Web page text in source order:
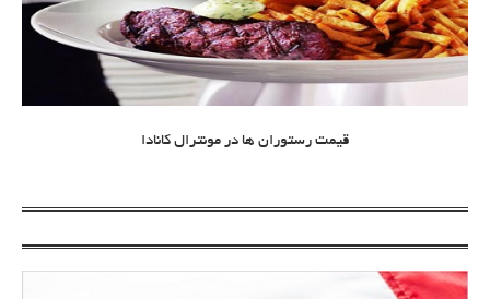
قیمت رستوران ها در مونترال کانادا